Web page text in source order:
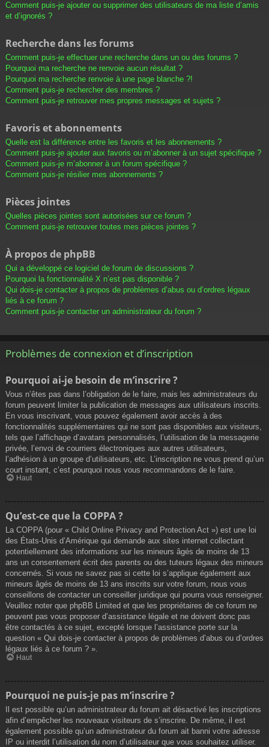
Comment puis-je ajouter ou supprimer des utilisateurs de ma liste d’amis
et d’ignorés ?
Recherche dans les forums
Comment puis-je effectuer une recherche dans un ou des forums ?
Pourquoi ma recherche ne renvoie aucun résultat ?
Pourquoi ma recherche renvoie à une page blanche ?!
Comment puis-je rechercher des membres ?
Comment puis-je retrouver mes propres messages et sujets ?
Favoris et abonnements
Quelle est la différence entre les favoris et les abonnements ?
Comment puis-je ajouter aux favoris ou m’abonner à un sujet spécifique ?
Comment puis-je m’abonner à un forum spécifique ?
Comment puis-je résilier mes abonnements ?
Pièces jointes
Quelles pièces jointes sont autorisées sur ce forum ?
Comment puis-je retrouver toutes mes pièces jointes ?
À propos de phpBB
Qui a développé ce logiciel de forum de discussions ?
Pourquoi la fonctionnalité X n’est pas disponible ?
Qui dois-je contacter à propos de problèmes d’abus ou d’ordres légaux
liés à ce forum ?
Comment puis-je contacter un administrateur du forum ?
Problèmes de connexion et d’inscription
Pourquoi ai-je besoin de m’inscrire ?
Vous n’êtes pas dans l’obligation de le faire, mais les administrateurs du
forum peuvent limiter la publication de messages aux utilisateurs inscrits.
En vous inscrivant, vous pouvez également avoir accès à des
fonctionnalités supplémentaires qui ne sont pas disponibles aux visiteurs,
tels que l’affichage d’avatars personnalisés, l’utilisation de la messagerie
privée, l’envoi de courriers électroniques aux autres utilisateurs,
l’adhésion à un groupe d’utilisateurs, etc. L’inscription ne vous prend qu’un
court instant, c’est pourquoi nous vous recommandons de le faire.
Haut
Qu’est-ce que la COPPA ?
La COPPA (pour « Child Online Privacy and Protection Act ») est une loi
des États-Unis d’Amérique qui demande aux sites internet collectant
potentiellement des informations sur les mineurs âgés de moins de 13
ans un consentement écrit des parents ou des tuteurs légaux des mineurs
concernés. Si vous ne savez pas si cette loi s’applique également aux
mineurs âgés de moins de 13 ans inscrits sur votre forum, nous vous
conseillons de contacter un conseiller juridique qui pourra vous renseigner.
Veuillez noter que phpBB Limited et que les propriétaires de ce forum ne
peuvent pas vous proposer d’assistance légale et ne doivent donc pas
être contactés à ce sujet, excepté lorsque l’assistance porte sur la
question « Qui dois-je contacter à propos de problèmes d’abus ou d’ordres
légaux liés à ce forum ? ».
Haut
Pourquoi ne puis-je pas m’inscrire ?
Il est possible qu’un administrateur du forum ait désactivé les inscriptions
afin d’empêcher les nouveaux visiteurs de s’inscrire. De même, il est
également possible qu’un administrateur du forum ait banni votre adresse
IP ou interdit l’utilisation du nom d’utilisateur que vous souhaitez utiliser.